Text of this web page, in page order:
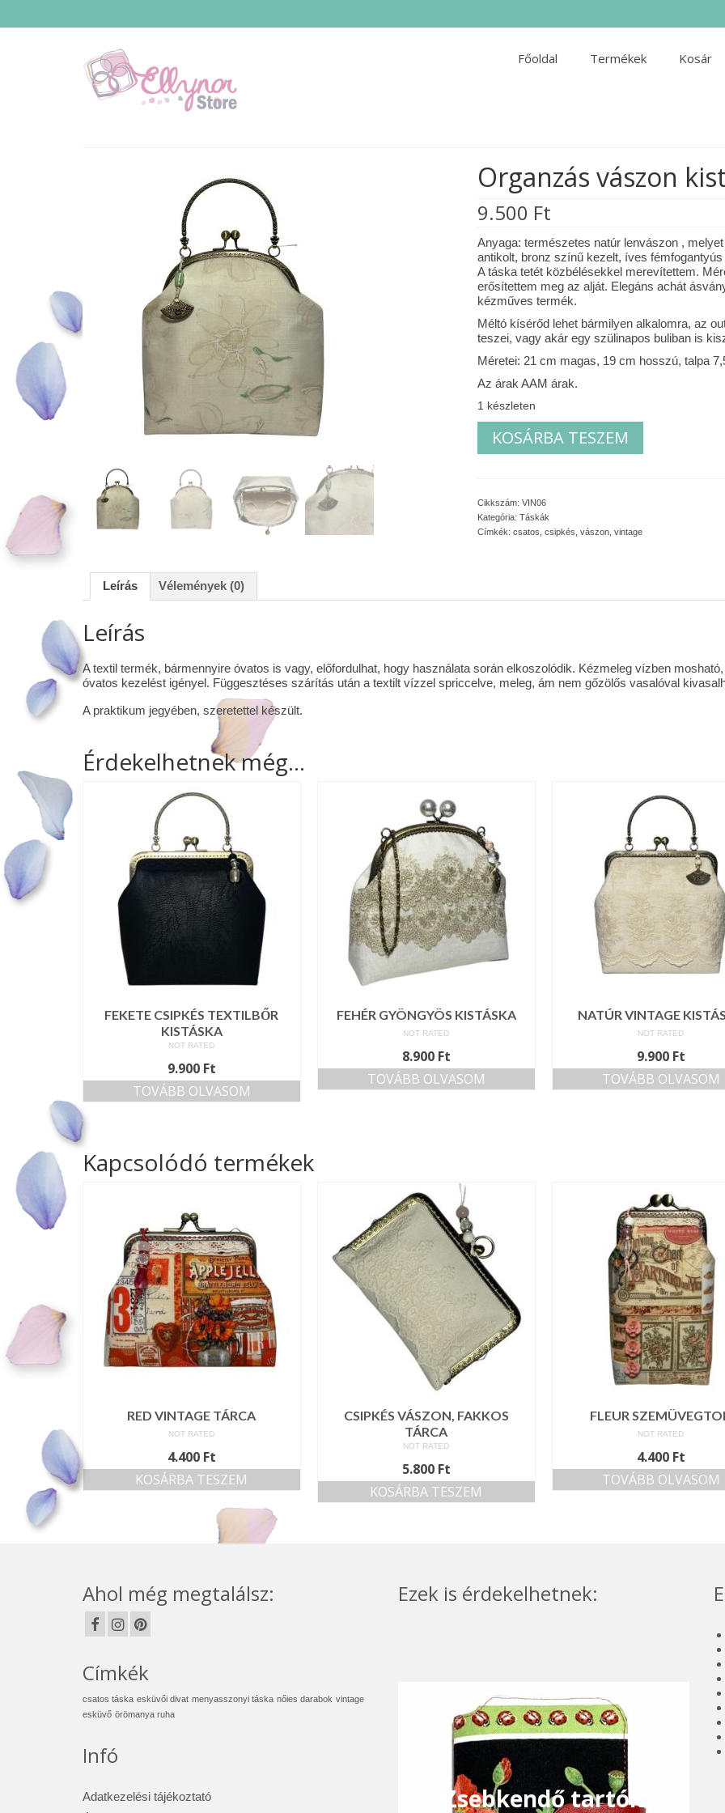
Főoldal Termékek Kosár
Organzás vászon
9.500 Ft
Anyaga: természetes natúr lenvászon ,
antikolt, bronz színű kezelt, íves
A táska tetét közbélésekkel merevítettem.
erősítettem meg az alját. Elegáns achát
kézműves termék.
Méltó kísérőd lehet bármilyen alkalomra, az
teszei, vagy akár egy szülinapos buliban is
Méretei: 21 cm magas, 19 cm hosszú, talpa
Az árak AAM árak.
1 készleten
Organzás
vászon
kistáska
KOSÁRBA TESZEM
Cikkszám: VIN06
Kategória: Táskák
Címkék: csatos csipkés vászon, vintage
Leírás Vélemények (0)
Leírás
A textil termék, bármennyire óvatos is vagy, előfordulhat, hogy használata során elkoszolódik. Kézmeleg vízben
óvatos kezelést igényel. Függesztéses szárítás után a textilt vízzel spriccelve, meleg, ám nem gőzölős vasalóval
A praktikum jegyében, szeretettel készült.
Érdekelhetnek még…
FEKETE CSIPKÉS TEXTILBŐR
KISTÁSKA
NOT RATED
9.900 Ft
TOVÁBB OLVASOM
FEHÉR GYÖNGYÖS KISTÁSKA
NOT RATED
8.900 Ft
TOVÁBB OLVASOM
NATÚR VINTAGE
NOT RATED
9.900 Ft
TOVÁBB OLVASOM
Kapcsolódó termékek
RED VINTAGE TÁRCA
NOT RATED
4.400 Ft
KOSÁRBA TESZEM
CSIPKÉS VÁSZON, FAKKOS
TÁRCA
NOT RATED
5.800 Ft
KOSÁRBA TESZEM
FLEUR
NOT RATED
4.400 Ft
TOVÁBB OLVASOM
Ahol még megtalálsz:
Címkék
csatos táska esküvői divat menyasszonyi táska nőies darabok vintage
esküvő örömanya ruha
Infó
Adatkezelési tájékoztató
Ezek is érdekelhetnek:
Zsebkendő tartók